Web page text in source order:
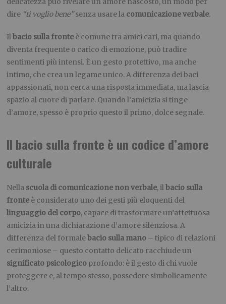
dire “ti voglio bene”senza usare la comunicazione verbale.
Ilbacio sulla fronte è comune tra amici cari, ma quando
diventa frequente o carico di emozione, può tradire
sentimenti più intensi. È un gesto protettivo, ma anche
intimo, che crea un legame unico. A differenza dei baci
appassionati, non cerca una risposta immediata, ma lascia
spazio al cuore di parlare. Quando l’amicizia si tinge
d’amore, spesso è proprio questo il primo, dolce segnale.
ll bacio sulla fronte è un codice d’amore
culturale
Nella scuola di comunicazione non verbale, ilbacio sulla
fronte è considerato uno dei gesti più eloquenti del
linguaggio del corpo, capace di trasformare un’affettuosa
amicizia in una dichiarazione d’amore silenziosa. A
differenza del formalebacio sulla mano – tipico di relazioni
cerimoniose – questo contatto delicato racchiude un
significato psicologico profondo: è il gesto di chi vuole
proteggere e, al tempo stesso, possedere simbolicamente
l’altro.